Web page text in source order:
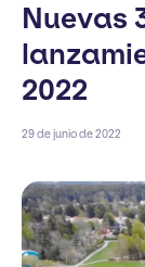
Nuevas
2022
29 de junio de 2022